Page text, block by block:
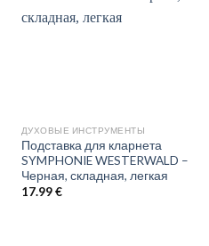
Auf
ДУХОВЫЕ ИНСТРУМЕНТЫ
Подставка для кларнета
SYMPHONIE WESTERWALD –
Черная, складная, легкая
17.99€